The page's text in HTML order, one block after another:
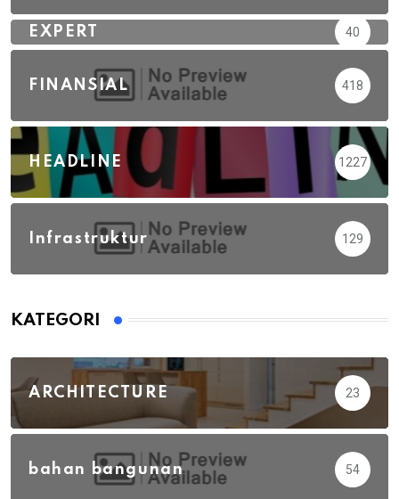
EXPERT 40
FINANSIAL 418
HEADLINE 1227
Infrastruktur 129
KATEGORI
ARCHITECTURE 23
bahan bangunan 54